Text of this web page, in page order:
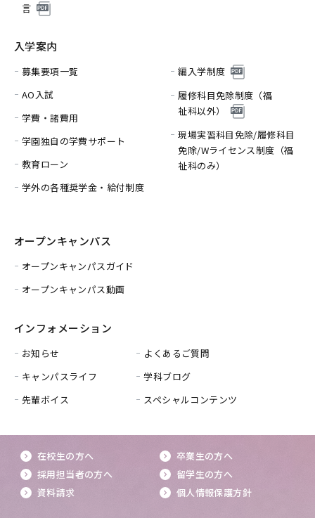
言
入学案内
募集要項一覧
AO入試
学費・諸費用
学園独自の学費サポート
教育ローン
学外の各種奨学金・給付制度
編入学制度
履修科目免除制度（福
祉科以外）
現場実習科目免除/履修科目
免除/Wライセンス制度（福
祉科のみ）
オープンキャンパス
オープンキャンパスガイド
オープンキャンパス動画
インフォメーション
お知らせ
キャンパスライフ
先輩ボイス
よくあるご質問
学科ブログ
スペシャルコンテンツ
在校生の方へ
卒業生の方へ
採用担当者の方へ
留学生の方へ
資料請求
個人情報保護方針